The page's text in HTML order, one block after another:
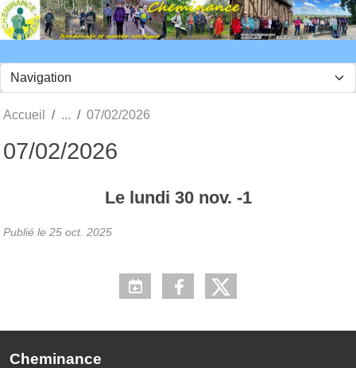
Accueil 07/02/2026
07/02/2026
Le lundi 30 nov. -1
Publié le 25 oct. 2025
Cheminance
Panneau de gestion des cookies